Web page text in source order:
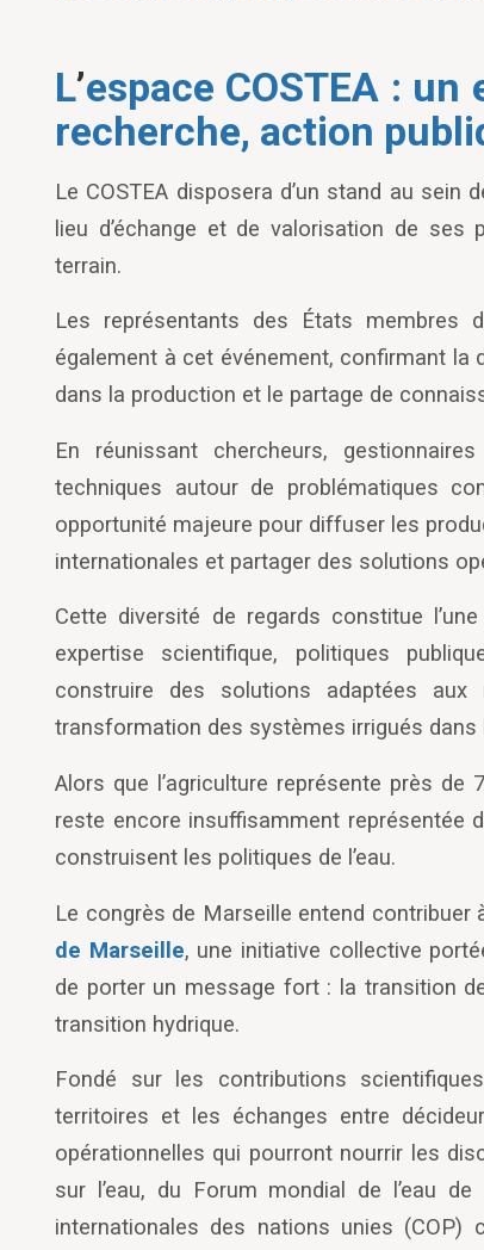
L’espace COSTEA :
recherche, action
Le COSTEA disposera d’un stand au sein
lieu d’échange et de valorisation de
terrain.
Les représentants des États membres
également à cet événement, confirmant la
dans la production et le partage de
En réunissant chercheurs,
techniques autour de problématiques
opportunité majeure pour diffuser les
internationales et partager des solutions
Cette diversité de regards constitue
expertise scientifique, politiques
construire des solutions adaptées
transformation des systèmes irrigués dans
Alors que l’agriculture représente près de
reste encore insuffisamment représentée
construisent les politiques de l’eau.
Le congrès de Marseille entend
de Marseille, une initiative collective
de porter un message fort : la transition
transition hydrique.
Fondé sur les contributions
territoires et les échanges entre
opérationnelles qui pourront nourrir les
sur l’eau, du Forum mondial de l’eau
internationales des nations unies